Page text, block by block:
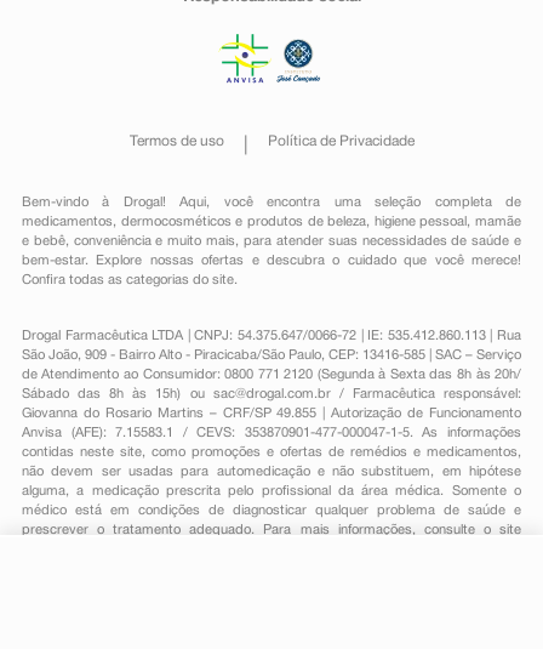
Termos de uso Política de Privacidade
Bem-vindo à Drogal! Aqui, você encontra uma seleção completa de
medicamentos , dermocosméticos e produtos de beleza, higiene pessoal ,mamãe
e bebê, conveniênciae muito mais, para atender suas necessidades de saúde e
bem-estar. Explore nossas ofertas e descubra o cuidado que você merece!
Confira todas as categorias do site.
Drogal Farmacêutica LTDA | CNPJ: 54.375.647/0066-72 | IE: 535.412.860.113 | Rua
São João, 909 - Bairro Alto - Piracicaba/São Paulo, CEP: 13416-585 | SAC – Serviço
de Atendimento ao Consumidor: 0800 771 2120 (Segunda à Sexta das 8h às 20h/
Sábado das 8h às 15h) ou sac@drogal.com.br/ Farmacêutica responsável:
Giovanna do Rosario Martins – CRF/SP 49.855 | Autorização de Funcionamento
Anvisa (AFE): 7.15583.1 / CEVS: 353870901-477-000047-1-5. As informações
contidas neste site, como promoções e ofertas de remédios e medicamentos,
não devem ser usadas para automedicação e não substituem, em hipótese
alguma, a medicação prescrita pelo profissional da área médica. Somente o
médico está em condições de diagnosticar qualquer problema de saúde e
prescrever o tratamento adequado. Para mais informações, consulte o site